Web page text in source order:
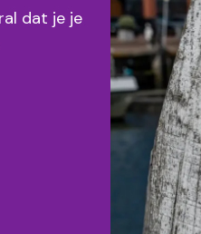
dat je je